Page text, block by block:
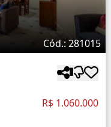
Cód.: 281015
R$ 1.060.000